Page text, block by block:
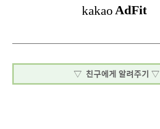
▽ 친구에게 알려주기 ▽